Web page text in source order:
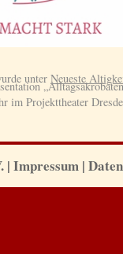
unter Neueste
im Projekttheater
| Impressum |